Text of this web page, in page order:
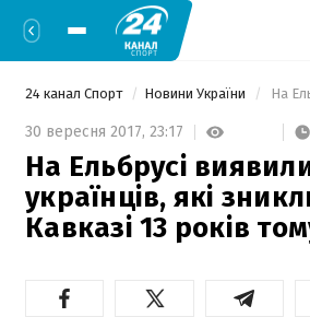
24 канал Спорт Новини України
30 вересня 2017, 23:17
На Ельбрусі
українців, які
Кавказі 13 років